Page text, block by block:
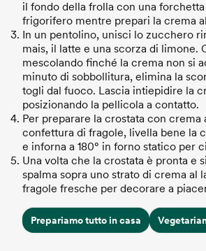
il fondo della frolla con una
frigorifero mentre prepari la crema
In un pentolino, unisci lo zucchero
mais, il latte e una scorza di limone.
mescolando finché la crema non si
minuto di sobbollitura, elimina la
togli dal fuoco. Lascia intiepidire la
posizionando la pellicola a contatto.
Per preparare la crostata con crema
confettura di fragole, livella bene la
e inforna a 180° in forno statico per
Una volta che la crostata è pronta e
spalma sopra uno strato di crema al
fragole fresche per decorare a
Prepariamo tutto in casa